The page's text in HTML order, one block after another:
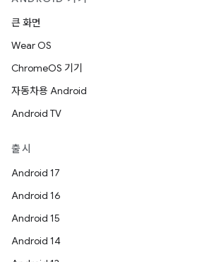
큰 화면
Wear OS
ChromeOS 기기
자동차용 Android
Android TV
출시
Android 17
Android 16
Android 15
Android 14